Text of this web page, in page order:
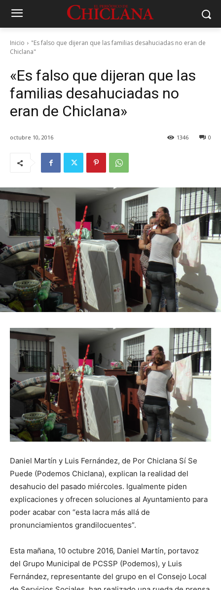
Inicio
"Es falso que dijeran que las familias desahuciadas no eran de
Chiclana"
«Es falso que dijeran que las
familias desahuciadas no
eran de Chiclana»
octubre 10, 2016 0
1346
Daniel Martín y Luis Fernández, de Por Chiclana Sí Se
Puede (Podemos Chiclana), explican la realidad del
desahucio del pasado miércoles. Igualmente piden
explicaciones y ofrecen soluciones al Ayuntamiento para
poder acabar con “esta lacra más allá de
pronunciamientos grandilocuentes”.
Esta mañana, 10 octubre 2016, Daniel Martín, portavoz
del Grupo Municipal de PCSSP (Podemos), y Luis
Fernández, representante del grupo en el Consejo Local